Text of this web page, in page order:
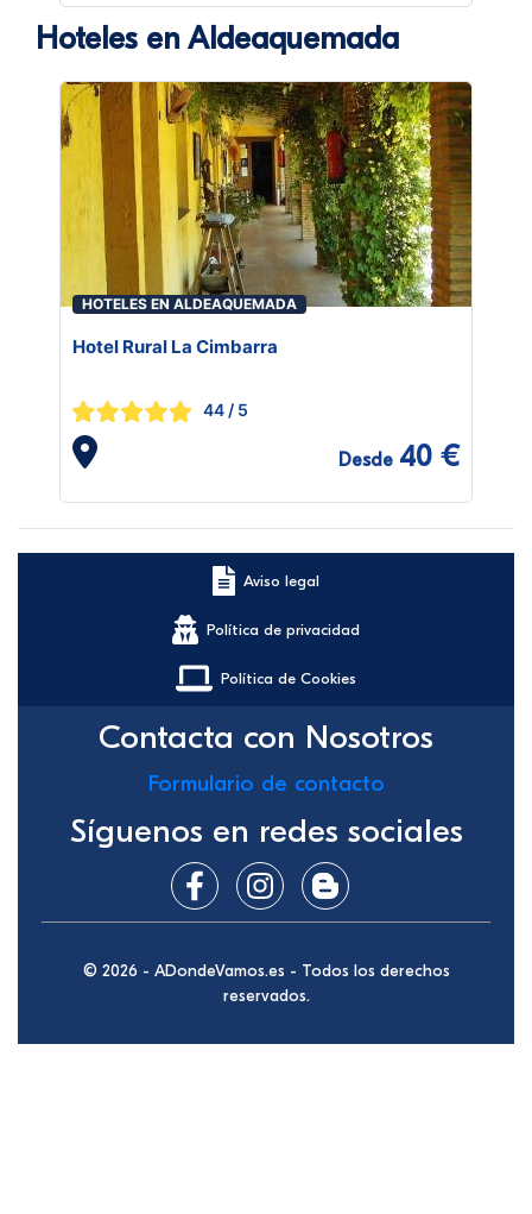
Hoteles en Aldeaquemada
HOTELES EN ALDEAQUEMADA
Hotel Rural La Cimbarra
44 / 5
Desde 40 €
Aviso legal
Política de privacidad
Política de Cookies
Contacta con Nosotros
Formulario de contacto
Síguenos en redes sociales
© 2026 - ADondeVamos.es - Todos los derechos
reservados.